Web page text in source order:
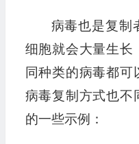
病毒也是复制
细胞就会大量生长
同种类的病毒都可
病毒复制方式也不
的一些示例：